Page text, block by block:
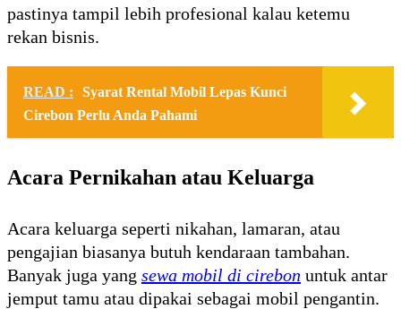
pastinya tampil lebih profesional kalau ketemu
rekan bisnis.
READ :
Syarat Rental Mobil Lepas Kunci
Cirebon Perlu Anda Pahami
Acara Pernikahan atau Keluarga
Acara keluarga seperti nikahan, lamaran, atau
pengajian biasanya butuh kendaraan tambahan.
Banyak juga yang sewa mobil di cirebon untuk antar
jemput tamu atau dipakai sebagai mobil pengantin.